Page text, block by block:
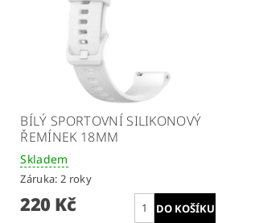
BÍLÝ SPORTOVNÍ SILIKONOVÝ
ŘEMÍNEK 18MM
Skladem
Záruka: 2 roky
220 Kč